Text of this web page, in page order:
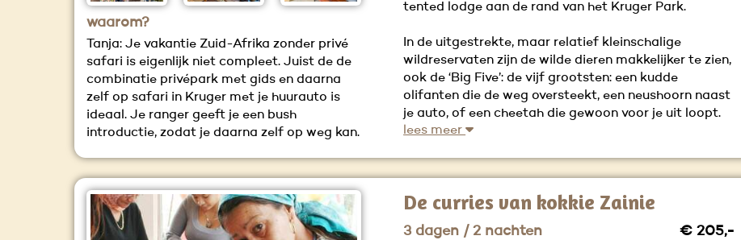
waarom?
Tanja: Je vakantie Zuid-Afrika zonder privé
safari is eigenlijk niet compleet. Juist de de
combinatie privépark met gids en daarna
zelf op safari in Kruger met je huurauto is
ideaal. Je ranger geeft je een bush
introductie, zodat je daarna zelf op weg kan.
tented lodge aan de rand van het Kruger Park.
In de uitgestrekte, maar relatief kleinschalige
wildreservaten zijn de wilde dieren makkelijker te zien,
ook de ‘Big Five’: de vijf grootsten: een kudde
olifanten die de weg oversteekt, een neushoorn naast
je auto, of een cheetah die gewoon voor je uit loopt.
lees meer
De curries van kokkie Zainie
€ 205,-
3 dagen / 2 nachten